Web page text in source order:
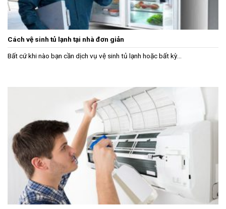
Cách vệ sinh tủ lạnh tại nhà đơn giản
Bất cứ khi nào bạn cần dịch vụ vệ sinh tủ lạnh hoặc bất kỳ...